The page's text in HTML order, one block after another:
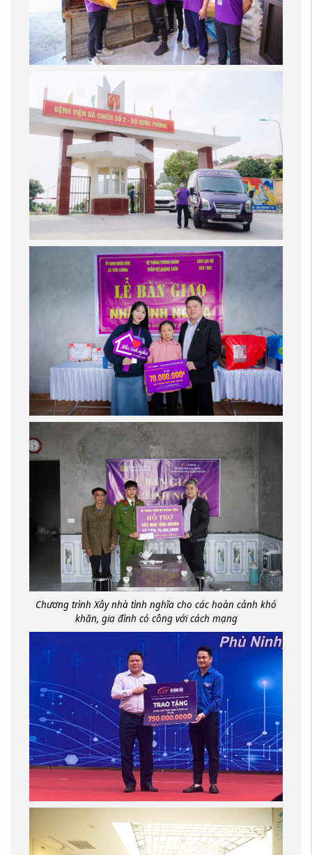
Chương trình Xây nhà tình nghĩa cho các hoàn cảnh khó
khăn, gia đình có công với cách mạng